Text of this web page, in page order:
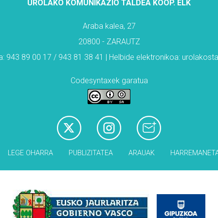
UROLAKO KOMUNIKAZIO TALDEA KOOP. ELK
Araba kalea, 27
20800 - ZARAUTZ
943 89 00 17 / 943 81 38 41 | Helbide elektronikoa:
Codesyntaxek garatua
LEGE OHARRA PUBLIZITATEA ARAUAK